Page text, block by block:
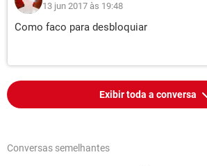
13 jun 2017 às 19:48
Como faco para desbloquiar
Exibir toda a conversa
Conversas semelhantes